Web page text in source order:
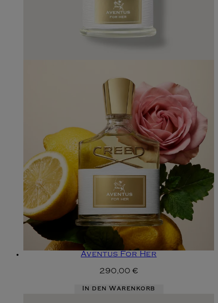
Aventus For Her
290,00 €
In den Warenkorb